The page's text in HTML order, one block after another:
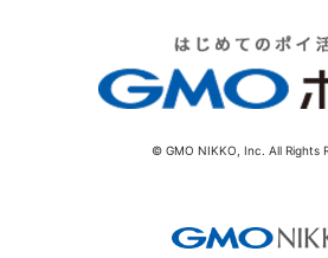
© GMO NIKKO, Inc. All Rights